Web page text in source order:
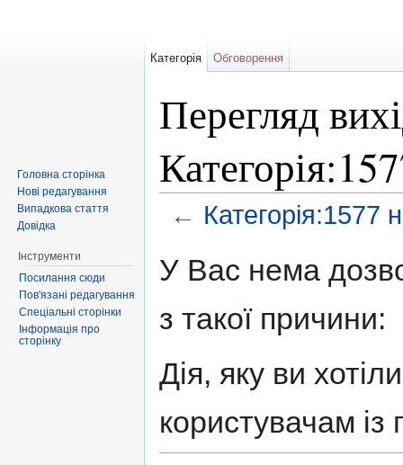
Перегляд
← Категорія:1577
У Вас нема
з такої причини:
Дія, яку ви
користувачам із
Категорія Обговорення
Головна сторінка
Нові редагування
Випадкова стаття
Довідка
Інструменти
Посилання сюди
Пов'язані редагування
Спеціальні сторінки
Інформація про
сторінку